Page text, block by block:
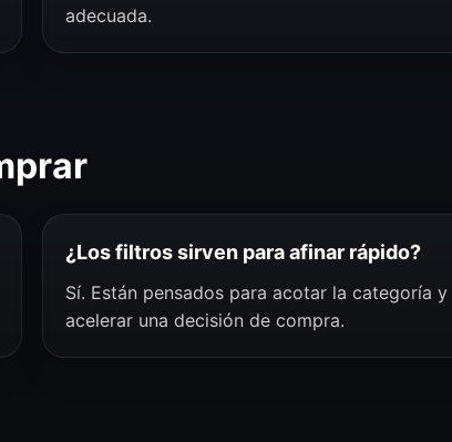
adecuada.
¿Los filtros sirven para afinar rápido?
Sí. Están pensados para acotar la categoría y
acelerar una decisión de compra.